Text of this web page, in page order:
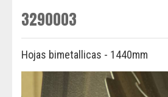
3290003
Hojas bimetallicas - 1440mm